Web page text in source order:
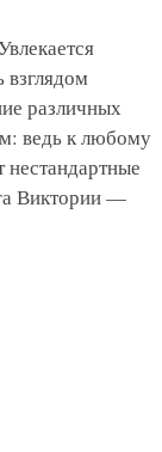
взглядом
различных
ведь к любому
Виктории —